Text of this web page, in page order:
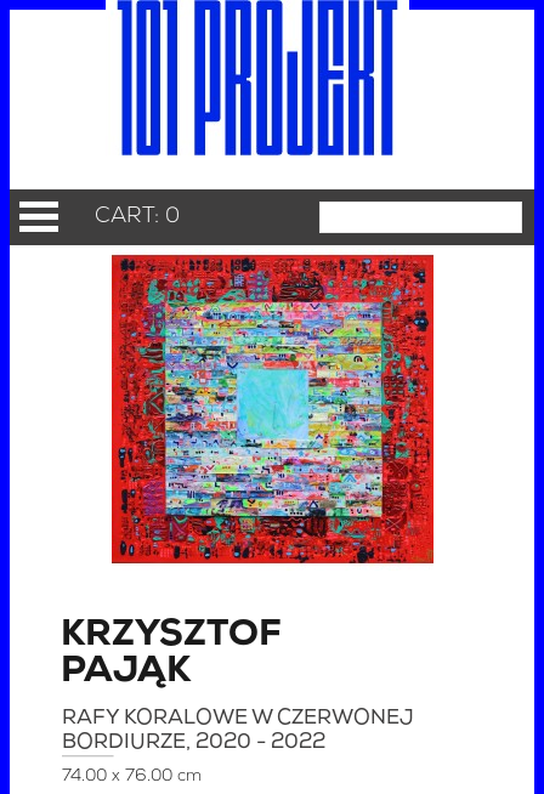
CART: 0
KRZYSZTOF
PAJĄK
RAFY KORALOWE W CZERWONEJ
BORDIURZE, 2020 - 2022
74.00 x 76.00 cm